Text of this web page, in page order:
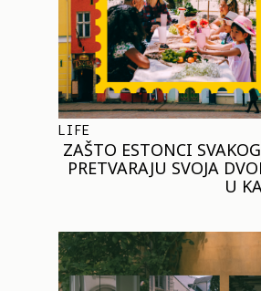
LIFE
ZAŠTO ESTONCI
PRETVARAJU SVOJA
U